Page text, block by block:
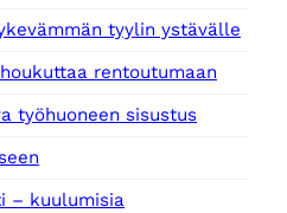
tyylin ystävälle
rentoutumaan
työhuoneen sisustus
– kuulumisia